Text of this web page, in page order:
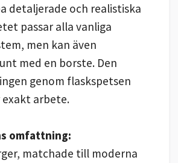
detaljerade och realistiska
passar alla vanliga
men kan även
med en borste. Den
genom flaskspetsen
arbete.
omfattning:
matchade till moderna